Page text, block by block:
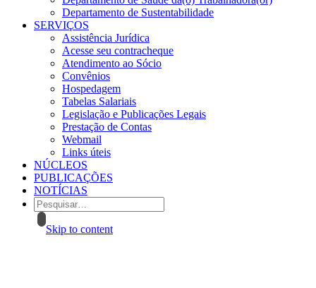
Departamento de Sustentabilidade
SERVIÇOS
Assistência Jurídica
Acesse seu contracheque
Atendimento ao Sócio
Convênios
Hospedagem
Tabelas Salariais
Legislação e Publicações Legais
Prestação de Contas
Webmail
Links úteis
NÚCLEOS
PUBLICAÇÕES
NOTÍCIAS
Skip to content